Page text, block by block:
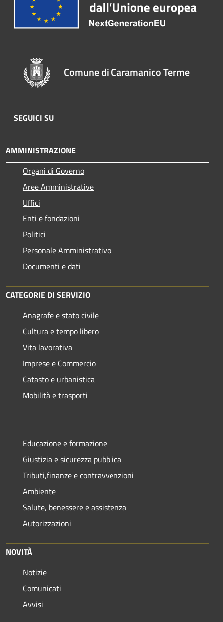
Comune di Caramanico Terme
SEGUICI SU
AMMINISTRAZIONE
Organi di Governo
Aree Amministrative
Uffici
Enti e fondazioni
Politici
Personale Amministrativo
Documenti e dati
CATEGORIE DI SERVIZIO
Anagrafe e stato civile
Cultura e tempo libero
Vita lavorativa
Imprese e Commercio
Catasto e urbanistica
Mobilità e trasporti
Educazione e formazione
Giustizia e sicurezza pubblica
Tributi,finanze e contravvenzioni
Ambiente
Salute, benessere e assistenza
Autorizzazioni
NOVITÀ
Notizie
Comunicati
Avvisi